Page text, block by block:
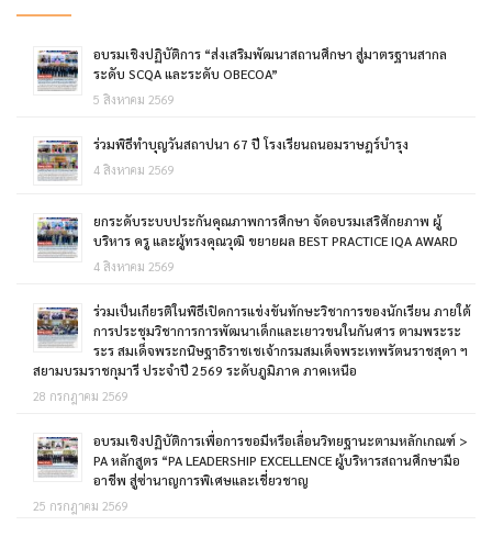
อบรมเชิงปฏิบัติการ “ส่งเสริมพัฒนาสถานศึกษา สู่มาตรฐานสากล
ระดับ SCQA และระดับ OBECOA”
5 สิงหาคม 2569
ร่วมพิธีทำบุญวันสถาปนา 67 ปี โรงเรียนถนอมราษฎร์บำรุง
4 สิงหาคม 2569
ยกระดับระบบประกันคุณภาพการศึกษา จัดอบรมเสริศักยภาพ ผู้
บริหาร ครู และผู้ทรงคุณวุฒิ ขยายผล BEST PRACTICE IQA AWARD
4 สิงหาคม 2569
ร่วมเป็นเกียรติในพิธีเปิดการแข่งขันทักษะวิชาการของนักเรียน ภายใต้
การประชุมวิชาการการพัฒนาเด็กและเยาวขนในกันศาร ตามพระระ
ระร สมเด็จพระกนิษฐาธิราชเชเจ้ากรมสมเด็จพระเทพรัตนราชสุดา ฯ
สยามบรมราชกุมารี ประจำปี 2569 ระดับภูมิภาค ภาคเหนือ
28 กรกฎาคม 2569
อบรมเชิงปฏิบัติการเพื่อการขอมีหรือเลื่อนวิทยฐานะตามหลักเกณฑ์ >
PA หลักสูตร “PA LEADERSHIP EXCELLENCE ผู้บริหารสถานศึกษามือ
อาชีพ สู่ซ่านาญการพิเศษและเชี่ยวชาญ
25 กรกฎาคม 2569